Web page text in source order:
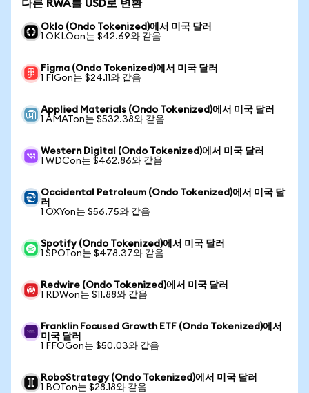
다른 RWA를 USD로 변환
Oklo (Ondo Tokenized)에서 미국 달러
1 OKLOon는 $42.69와 같음
Figma (Ondo Tokenized)에서 미국 달러
1 FIGon는 $24.11와 같음
Applied Materials (Ondo Tokenized)에서 미국 달러
1 AMATon는 $532.38와 같음
Western Digital (Ondo Tokenized)에서 미국 달러
1 WDCon는 $462.86와 같음
Occidental Petroleum (Ondo Tokenized)에서 미국 달
러
1 OXYon는 $56.75와 같음
Spotify (Ondo Tokenized)에서 미국 달러
1 SPOTon는 $478.37와 같음
Redwire (Ondo Tokenized)에서 미국 달러
1 RDWon는 $11.88와 같음
Franklin Focused Growth ETF (Ondo Tokenized)에서
미국 달러
1 FFOGon는 $50.03와 같음
RoboStrategy (Ondo Tokenized)에서 미국 달러
1 BOTon는 $28.18와 같음